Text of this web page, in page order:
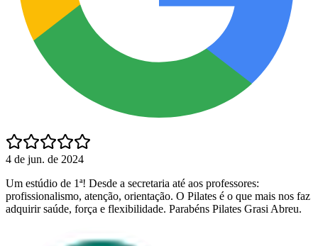
4 de jun. de 2024
Um estúdio de 1ª! Desde a secretaria até aos professores:
profissionalismo, atenção, orientação. O Pilates é o que mais nos faz
adquirir saúde, força e flexibilidade. Parabéns Pilates Grasi Abreu.